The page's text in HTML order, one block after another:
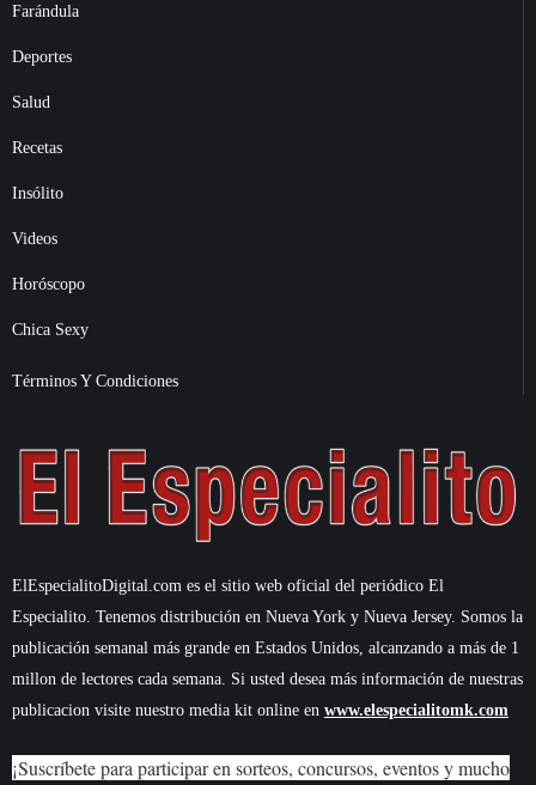
Farándula
Deportes
Salud
Recetas
Insólito
Videos
Horóscopo
Chica Sexy
Términos Y Condiciones
ElEspecialitoDigital.com es el sitio web oficial del periódico El
Especialito. Tenemos distribución en Nueva York y Nueva Jersey. Somos la
publicación semanal más grande en Estados Unidos, alcanzando a más de 1
millon de lectores cada semana. Si usted desea más información de nuestras
publicacion visite nuestro media kit online en www.elespecialitomk.com
¡Suscríbete para participar en sorteos, concursos, eventos y mucho